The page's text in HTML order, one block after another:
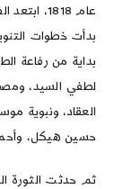
عام
بدأت خطوات
بداية من رفاعة
لطفي السيد،
العقاد، ونبوية
حسين هيكل،